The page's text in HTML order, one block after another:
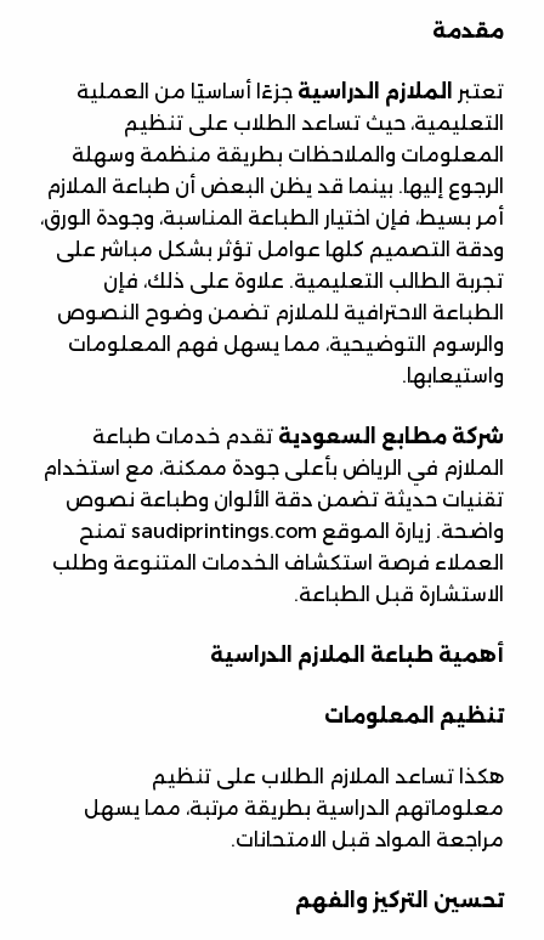
مقدمة
تعتبر الملازم الدراسية جزءًا أساسيًا من العملية
التعليمية، حيث تساعد الطلاب على تنظيم
المعلومات والملاحظات بطريقة منظمة وسهلة
الرجوع إليها. بينما قد يظن البعض أن طباعة الملازم
أمر بسيط، فإن اختيار الطباعة المناسبة، وجودة الورق،
ودقة التصميم كلها عوامل تؤثر بشكل مباشر على
تجربة الطالب التعليمية. علاوة على ذلك، فإن
الطباعة الاحترافية للملازم تضمن وضوح النصوص
والرسوم التوضيحية، مما يسهل فهم المعلومات
واستيعابها.
شركة مطابع السعودية تقدم خدمات طباعة
الملازم في الرياض بأعلى جودة ممكنة، مع استخدام
تقنيات حديثة تضمن دقة الألوان وطباعة نصوص
واضحة. زيارة الموقع saudiprintings.com تمنح
العملاء فرصة استكشاف الخدمات المتنوعة وطلب
الاستشارة قبل الطباعة.
أهمية طباعة الملازم الدراسية
تنظيم المعلومات
هكذا تساعد الملازم الطلاب على تنظيم
معلوماتهم الدراسية بطريقة مرتبة، مما يسهل
مراجعة المواد قبل الامتحانات.
تحسين التركيز والفهم